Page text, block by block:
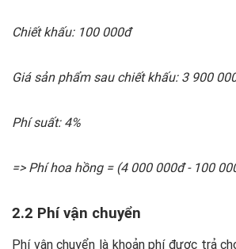
Chiết khấu: 100 000đ
Giá sản phẩm sau chiết khấu: 3 900
Phí suất: 4%
=> Phí hoa hồng = (4 000 000đ - 100
2.2 Phí vận chuyển
Phí vận chuyển là khoản phí được trả